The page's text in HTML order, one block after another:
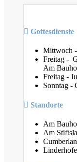
Gottesdienste
Mittwoch
Freitag -
Am
Freitag -
Sonntag -
Standorte
Am
Am